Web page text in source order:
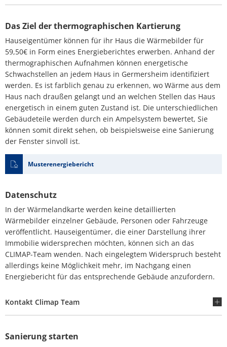
Das Ziel der thermographischen Kartierung
Hauseigentümer können für ihr Haus die Wärmebilder für
59,50€ in Form eines Energieberichtes erwerben. Anhand der
thermographischen Aufnahmen können energetische
Schwachstellen an jedem Haus in Germersheim identifiziert
werden. Es ist farblich genau zu erkennen, wo Wärme aus dem
Haus nach draußen gelangt und an welchen Stellen das Haus
energetisch in einem guten Zustand ist. Die unterschiedlichen
Gebäudeteile werden durch ein Ampelsystem bewertet, Sie
können somit direkt sehen, ob beispielsweise eine Sanierung
der Fenster sinvoll ist.
Musterenergiebericht
Datenschutz
In der Wärmelandkarte werden keine detaillierten
Wärmebilder einzelner Gebäude, Personen oder Fahrzeuge
veröffentlicht. Hauseigentümer, die einer Darstellung ihrer
Immobilie widersprechen möchten, können sich an das
CLIMAP-Team wenden. Nach eingelegtem Widerspruch besteht
allerdings keine Möglichkeit mehr, im Nachgang einen
Energiebericht für das entsprechende Gebäude anzufordern.
Kontakt Climap Team
Sanierung starten